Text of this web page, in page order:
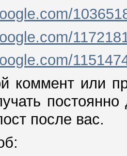
коммент или
постоянно
после вас.